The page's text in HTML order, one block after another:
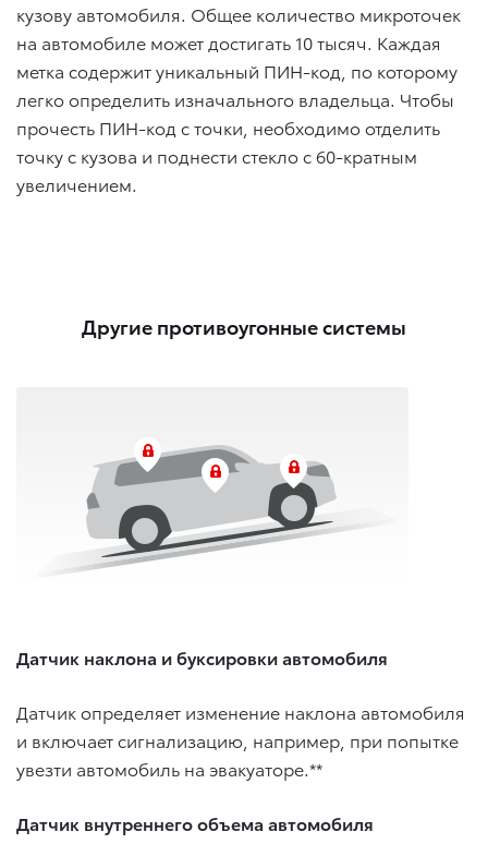
кузову автомобиля. Общее количество микроточек
на автомобиле может достигать 10 тысяч. Каждая
метка содержит уникальный ПИН-код, по которому
легко определить изначального владельца. Чтобы
прочесть ПИН-код с точки, необходимо отделить
точку с кузова и поднести стекло с 60-кратным
увеличением.
Другие противоугонные системы
Датчик наклона и буксировки автомобиля
Датчик определяет изменение наклона автомобиля
и включает сигнализацию, например, при попытке
увезти автомобиль на эвакуаторе.**
Датчик внутреннего объема автомобиля